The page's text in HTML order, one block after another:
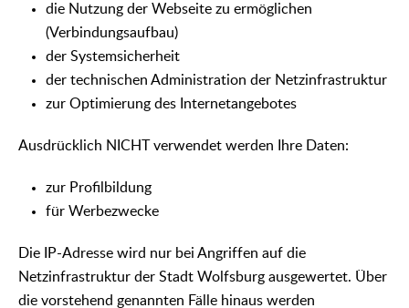
die Nutzung der Webseite zu ermöglichen
(Verbindungsaufbau)
der Systemsicherheit
der technischen Administration der Netzinfrastruktur
zur Optimierung des Internetangebotes
Ausdrücklich NICHT verwendet werden Ihre Daten:
zur Profilbildung
für Werbezwecke
Die IP-Adresse wird nur bei Angriffen auf die
Netzinfrastruktur der Stadt Wolfsburg ausgewertet. Über
die vorstehend genannten Fälle hinaus werden